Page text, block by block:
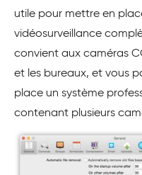
utile pour mettre en
vidéosurveillance
convient aux caméras
et les bureaux, et vous
place un système
contenant plusieurs